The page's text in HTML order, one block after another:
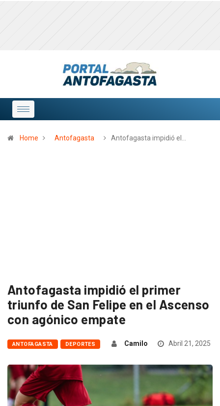
Home Antofagasta Antofagasta impidió el…
Antofagasta impidió el primer
triunfo de San Felipe en el Ascenso
con agónico empate
ANTOFAGASTA DEPORTES Camilo Abril 21, 2025